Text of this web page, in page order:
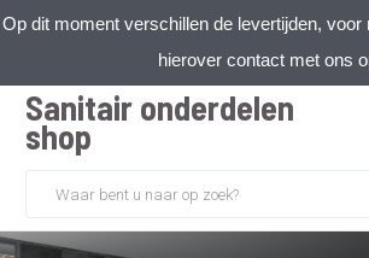
Op dit moment verschillen de levertijden, voor
hierover contact met ons
Sanitair onderdelen
shop